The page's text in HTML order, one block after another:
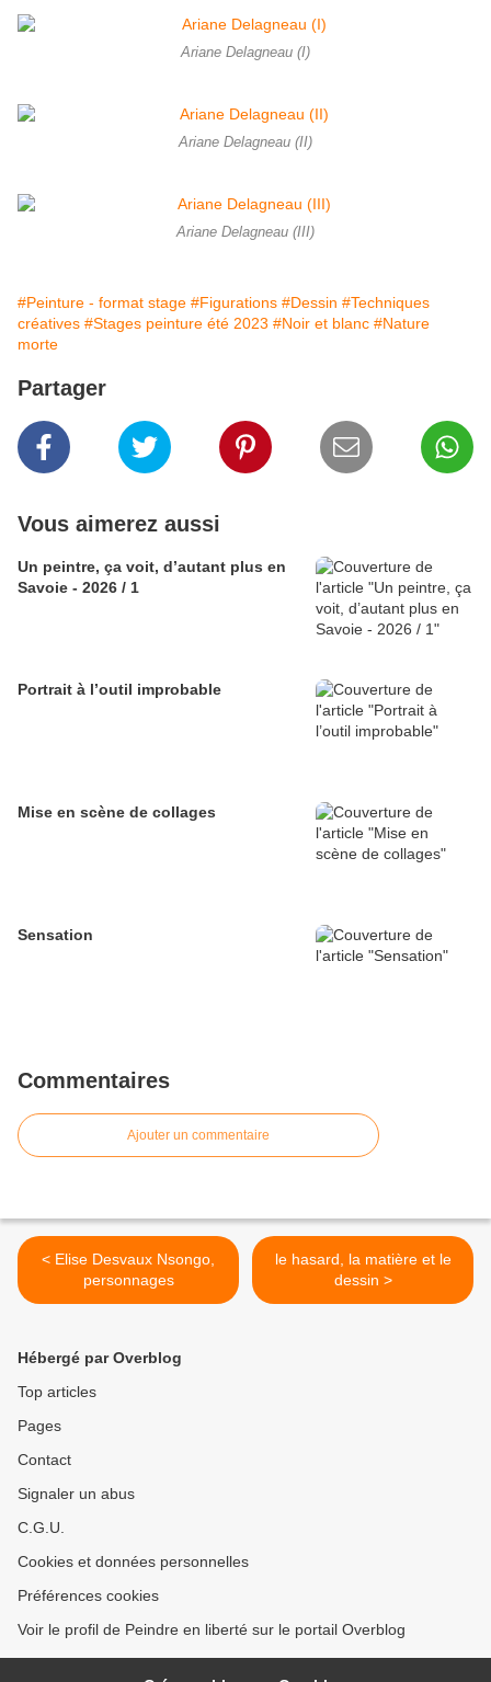
Ariane Delagneau (I)
Ariane Delagneau (II)
Ariane Delagneau (III)
#Peinture - format stage #Figurations #Dessin #Techniques
créatives #Stages peinture été 2023 #Noir et blanc #Nature
morte
Partager
Vous aimerez aussi
Un peintre, ça voit, d’autant plus en
Savoie - 2026 / 1
Portrait à l’outil improbable
Mise en scène de collages
Sensation
Commentaires
Ajouter un commentaire
< Elise Desvaux Nsongo,
personnages
le hasard, la matière et le
dessin >
Hébergé par Overblog
Top articles
Pages
Contact
Signaler un abus
C.G.U.
Cookies et données personnelles
Préférences cookies
Voir le profil de Peindre en liberté sur le portail Overblog